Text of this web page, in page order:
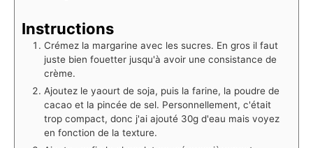
Instructions
Crémez la margarine avec les sucres. En gros il faut
juste bien fouetter jusqu'à avoir une consistance de
crème.
Ajoutez le yaourt de soja, puis la farine, la poudre de
cacao et la pincée de sel. Personnellement, c'était
trop compact, donc j'ai ajouté 30g d'eau mais voyez
en fonction de la texture.